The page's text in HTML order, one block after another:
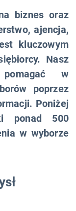
biznes oraz
ajencja,
kluczowym
Nasz
w
poprzez
Poniżej
ponad 500
w wyborze